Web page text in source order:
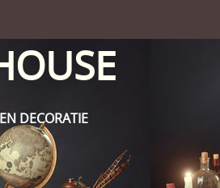
DECORATIE